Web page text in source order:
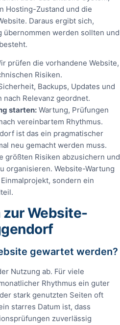
Hosting-Zustand und die
Daraus ergibt sich,
übernommen werden sollten und
prüfen die vorhandene Website,
Risiken.
Backups, Updates und
Relevanz geordnet.
starten: Wartung, Prüfungen
vereinbartem Rhythmus.
ist das ein pragmatischer
neu gemacht werden muss.
größten Risiken abzusichern und
organisieren. Website-Wartung
sondern ein
zur Website-
gewartet werden?
Nutzung ab. Für viele
Rhythmus ein guter
stark genutzten Seiten oft
starres Datum ist, dass
zuverlässig